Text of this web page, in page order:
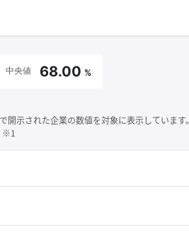
中央値 68.00 %
示された企業の数値を対象に表示しています。
※1